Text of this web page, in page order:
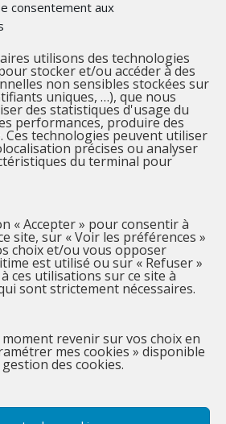
consentement aux
utilisons des technologies
stocker et/ou accéder à des
non sensibles stockées sur
uniques, …), que nous
des statistiques d'usage du
performances, produire des
Ces technologies peuvent utiliser
précises ou analyser
du terminal pour
« Accepter » pour consentir à
site, sur « Voir les préférences »
choix et/ou vous opposer
est utilisé ou sur « Refuser »
ces utilisations sur ce site à
sont strictement nécessaires.
revenir sur vos choix en
mes cookies » disponible
des cookies.
ACTUALITÉ
ADHÉSION